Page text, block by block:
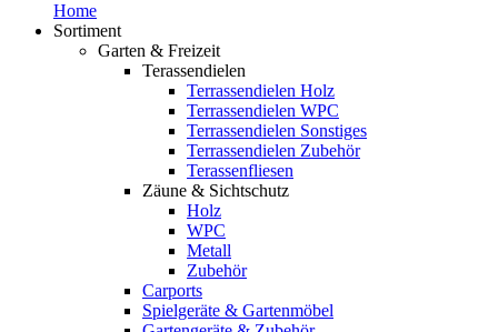
Home
Sortiment
Garten & Freizeit
Terassendielen
Terrassendielen Holz
Terrassendielen WPC
Terrassendielen Sonstiges
Terrassendielen Zubehör
Terassenfliesen
Zäune & Sichtschutz
Holz
WPC
Metall
Zubehör
Carports
Spielgeräte & Gartenmöbel